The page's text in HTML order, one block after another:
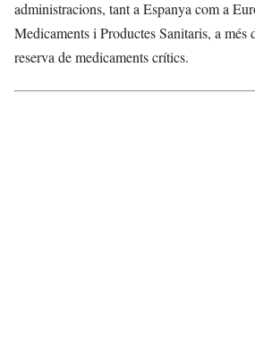
administracions, tant a Espanya com a
Medicaments i Productes Sanitaris, a més
reserva de medicaments crítics.